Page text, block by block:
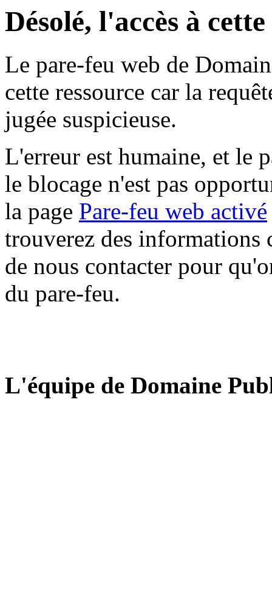
Désolé, l'accès à
Le pare-feu web de
cette ressource car la
jugée suspicieuse.
L'erreur est humaine, et le
le blocage n'est pas
la page Pare-feu web activé
trouverez des informations
de nous contacter pour
du pare-feu.
L'équipe de Domaine